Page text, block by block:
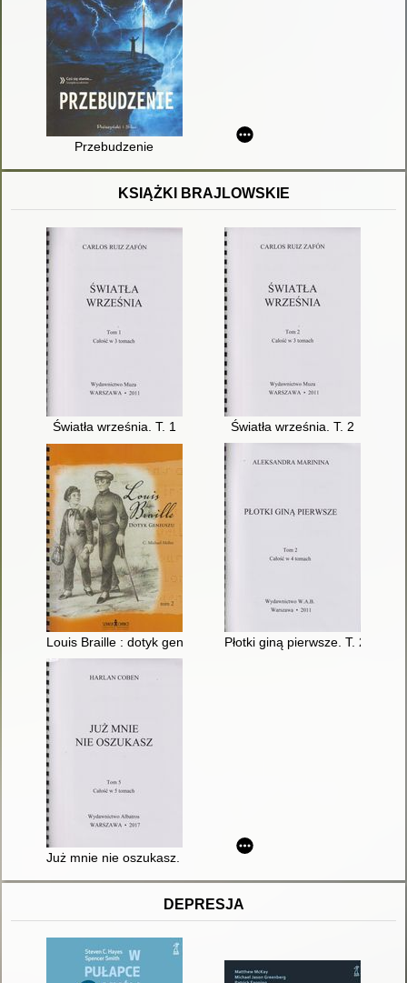
Przebudzenie
KSIĄŻKI BRAJLOWSKIE
Światła września. T. 1 Światła września. T. 2
Louis Braille : dotyk geniuszu. T. 2Płotki giną pierwsze. T. 2
Już mnie nie oszukasz. T. 5
DEPRESJA